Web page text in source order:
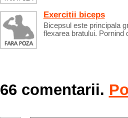
Exercitii biceps
Bicepsul este principala
flexarea bratului. Pornind
66 comentarii.